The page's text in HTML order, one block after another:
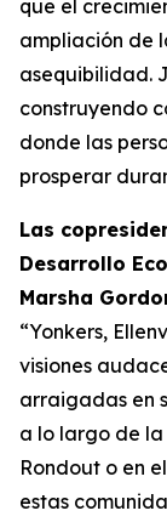
que el
ampliación de
asequibilidad.
construyendo
donde las
prosperar
Las
Desarrollo
Marsha
“Yonkers,
visiones
arraigadas en
a lo largo de
Rondout o en
estas